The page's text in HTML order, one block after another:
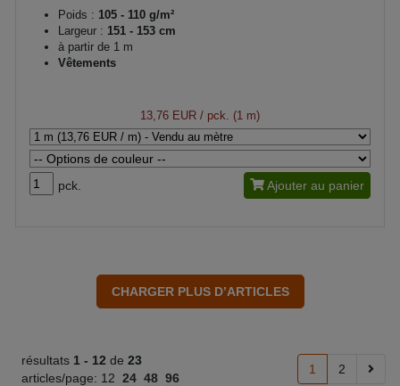
Poids : 105 - 110 g/m²
Largeur : 151 - 153 cm
à partir de 1 m
Vêtements
13,76 EUR / pck. (1 m)
pck. Ajouter au panier
résultats 1 - 12 de 23
articles/page: 12 24 48 96
1 2